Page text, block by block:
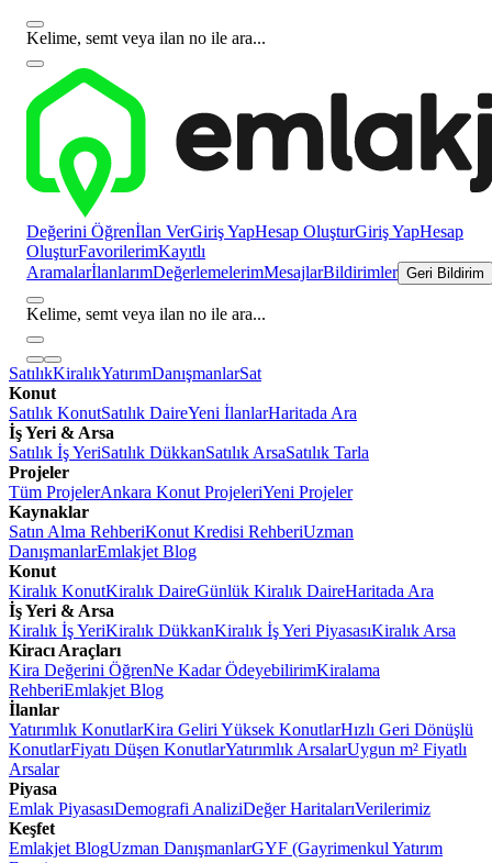
Kelime, semt veya ilan no ile ara...
Değerini Öğrenİlan VerGiriş YapHesap OluşturGiriş YapHesap
OluşturFavorilerimKayıtlı
AramalarİlanlarımDeğerlemelerimMesajlarBildirimler Geri Bildirim
Kelime, semt veya ilan no ile ara...
SatılıkKiralıkYatırımDanışmanlarSat
Konut
Satılık KonutSatılık DaireYeni İlanlarHaritada Ara
İş Yeri & Arsa
Satılık İş YeriSatılık DükkanSatılık ArsaSatılık Tarla
Projeler
Tüm ProjelerAnkara Konut ProjeleriYeni Projeler
Kaynaklar
Satın Alma RehberiKonut Kredisi RehberiUzman
DanışmanlarEmlakjet Blog
Konut
Kiralık KonutKiralık DaireGünlük Kiralık DaireHaritada Ara
İş Yeri & Arsa
Kiralık İş YeriKiralık DükkanKiralık İş Yeri PiyasasıKiralık Arsa
Kiracı Araçları
Kira Değerini ÖğrenNe Kadar ÖdeyebilirimKiralama
RehberiEmlakjet Blog
İlanlar
Yatırımlık KonutlarKira Geliri Yüksek KonutlarHızlı Geri Dönüşlü
KonutlarFiyatı Düşen KonutlarYatırımlık ArsalarUygun m² Fiyatlı
Arsalar
Piyasa
Emlak PiyasasıDemografi AnaliziDeğer HaritalarıVerilerimiz
Keşfet
Emlakjet BlogUzman DanışmanlarGYF (Gayrimenkul Yatırım